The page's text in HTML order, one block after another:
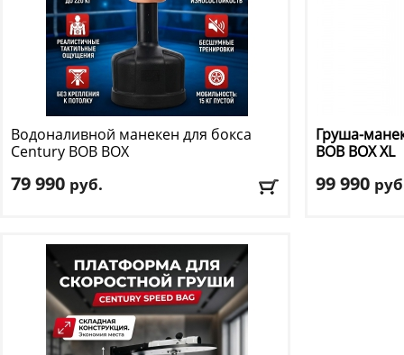
Водоналивной манекен для бокса
Century BOB BOX
79 990 руб.
Доставка:БЕСПЛАТНО, 2-3 дня
Груша-
BOB BOX XL
99 990